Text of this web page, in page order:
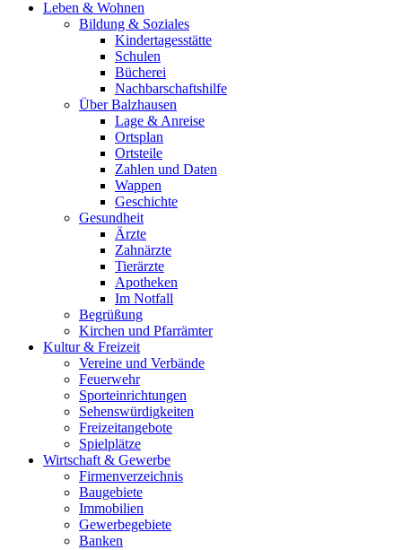
Leben & Wohnen
Bildung & Soziales
Kindertagesstätte
Schulen
Bücherei
Nachbarschaftshilfe
Über Balzhausen
Lage & Anreise
Ortsplan
Ortsteile
Zahlen und Daten
Wappen
Geschichte
Gesundheit
Ärzte
Zahnärzte
Tierärzte
Apotheken
Im Notfall
Begrüßung
Kirchen und Pfarrämter
Kultur & Freizeit
Vereine und Verbände
Feuerwehr
Sporteinrichtungen
Sehenswürdigkeiten
Freizeitangebote
Spielplätze
Wirtschaft & Gewerbe
Firmenverzeichnis
Baugebiete
Immobilien
Gewerbegebiete
Banken